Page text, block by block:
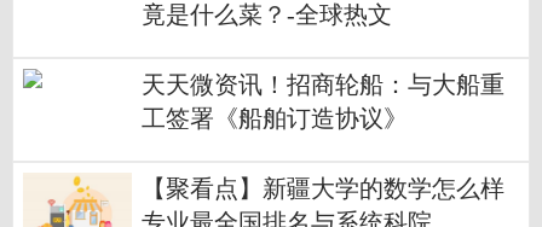
竟是什么菜？-全球热文
天天微资讯！招商轮船：与大船重
工签署《船舶订造协议》
【聚看点】新疆大学的数学怎么样